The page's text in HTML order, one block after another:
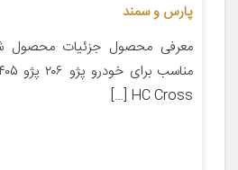
پارس و سمند
HC Cross […]